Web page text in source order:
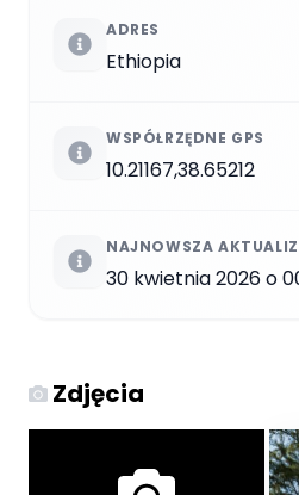
ADRES
Ethiopia
WSPÓŁRZĘDNE GPS
10.21167,38.65212
NAJNOWSZA
30 kwietnia 2026 o
Zdjęcia